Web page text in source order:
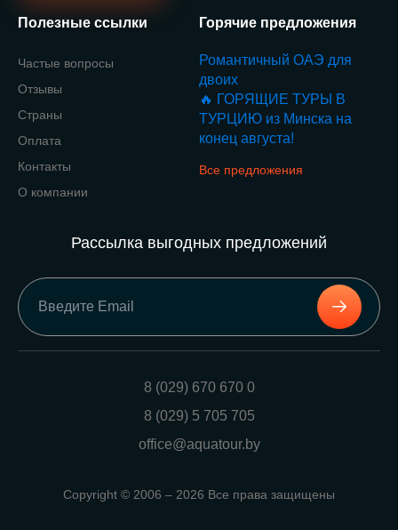
Полезные ссылки
Частые вопросы
Отзывы
Страны
Оплата
Контакты
О компании
Горячие предложения
Романтичный ОАЭ для
двоих
🔥 ГОРЯЩИЕ ТУРЫ В
ТУРЦИЮ из Минска на
конец августа!
Все предложения
Рассылка выгодных предложений
Copyright © 2006 – 2026 Все права защищены
8 (029) 670 670 0
8 (029) 5 705 705
office@aquatour.by